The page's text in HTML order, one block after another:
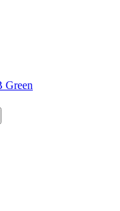
Green